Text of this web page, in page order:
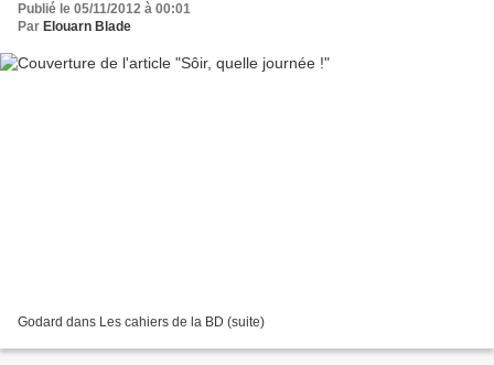
Publié le 05/11/2012 à 00:01
Par Elouarn Blade
Godard dans Les cahiers de la BD (suite)